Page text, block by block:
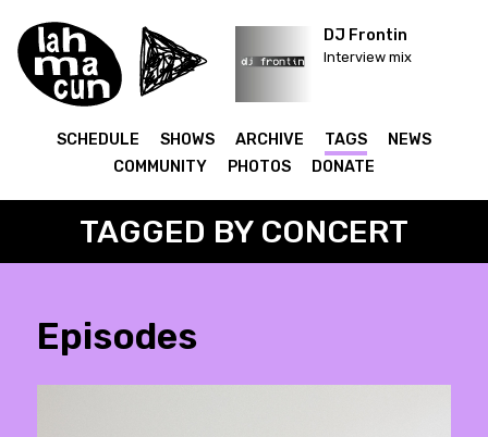
DJ Frontin
Interview mix
SCHEDULE SHOWS ARCHIVE TAGS
NEWS
COMMUNITY
PHOTOS DONATE
TAGGED BY CONCERT
Episodes